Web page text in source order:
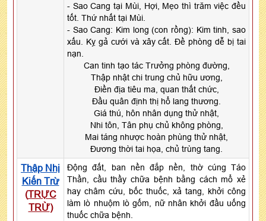
- Sao Cang tại Mùi, Hợi, Mẹo thì trăm việc đều
tốt. Thứ nhất tại Mùi.
- Sao Cang: Kim long (con rồng): Kim tinh, sao
xấu. Kỵ gả cưới và xây cất. Đề phòng dễ bị tai
nạn.
Can tinh tạo tác Trưởng phòng đường,
Thập nhật chi trung chủ hữu ương,
Điền địa tiêu ma, quan thất chức,
Đầu quân định thị hổ lang thương.
Giá thú, hôn nhân dụng thử nhật,
Nhi tôn, Tân phụ chủ không phòng,
Mai táng nhược hoàn phùng thử nhật,
Đương thời tai họa, chủ trùng tang.
Thập Nhị
Kiến Trừ
(TRỰC
TRỪ)
Động đất, ban nền đắp nền, thờ cúng Táo
Thần, cầu thầy chữa bệnh bằng cách mổ xẻ
hay châm cứu, bốc thuốc, xả tang, khởi công
làm lò nhuộm lò gốm, nữ nhân khởi đầu uống
thuốc chữa bệnh.